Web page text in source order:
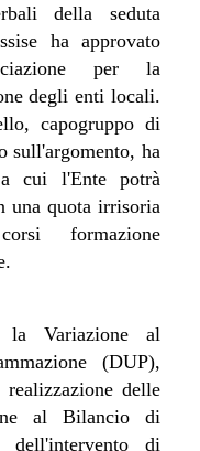
della seduta
ha approvato
per la
degli enti locali.
capogruppo di
sull'argomento, ha
cui l'Ente potrà
una quota irrisoria
formazione
la Variazione al
(DUP),
delle
al Bilancio di
dell'intervento di